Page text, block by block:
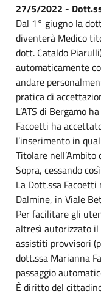
27/5/2022 -
Dal 1° giugno la
diventerà Medico
dott. Cataldo
automaticamente
andare
pratica di
L’ATS di Bergamo
Facoetti ha
l’inserimento in
Titolare
Sopra, cessando
La Dott.ssa
Dalmine, in Viale
Per facilitare gli
altresì autorizzato
assistiti provvisori
dott.ssa Marianna
passaggio
È diritto del